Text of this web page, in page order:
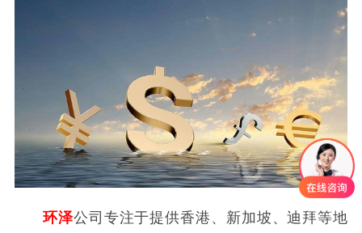
环泽公司专注于提供香港、新加坡、迪拜等地